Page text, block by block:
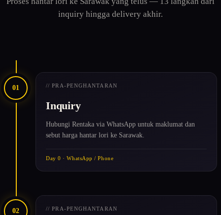
inquiry hingga delivery akhir.
01 // PRA-PENGHANTARAN
Inquiry
Hubungi Rentaka via WhatsApp untuk maklumat dan
sebut harga hantar lori ke Sarawak.
Day 0 · WhatsApp / Phone
02 // PRA-PENGHANTARAN